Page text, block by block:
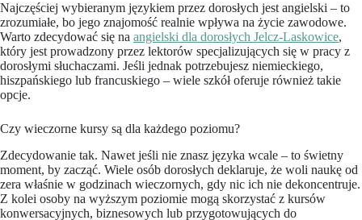
Najczęściej wybieranym językiem przez dorosłych jest angielski – to
zrozumiałe, bo jego znajomość realnie wpływa na życie zawodowe.
Warto zdecydować się na angielski dla dorosłych Jelcz-Laskowice,
który jest prowadzony przez lektorów specjalizujących się w pracy z
dorosłymi słuchaczami. Jeśli jednak potrzebujesz niemieckiego,
hiszpańskiego lub francuskiego – wiele szkół oferuje również takie
opcje.
Czy wieczorne kursy są dla każdego poziomu?
Zdecydowanie tak. Nawet jeśli nie znasz języka wcale – to świetny
moment, by zacząć. Wiele osób dorosłych deklaruje, że woli naukę od
zera właśnie w godzinach wieczornych, gdy nic ich nie dekoncentruje.
Z kolei osoby na wyższym poziomie mogą skorzystać z kursów
konwersacyjnych, biznesowych lub przygotowujących do